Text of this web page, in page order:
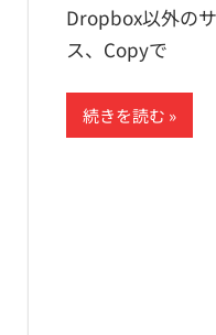
Dropbox以外の
ス、Copyで
続きを読む